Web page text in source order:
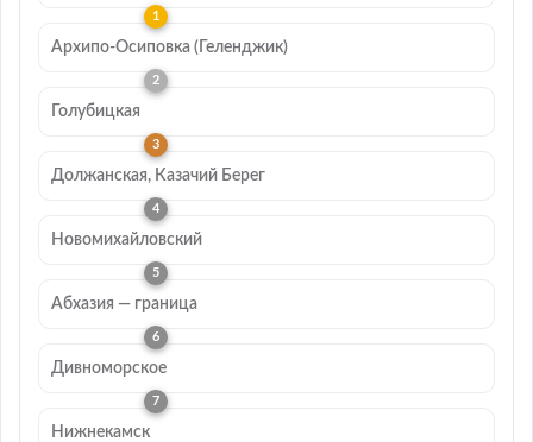
Архипо-Осиповка (Геленджик)
Голубицкая
Должанская, Казачий Берег
Новомихайловский
Абхазия — граница
Дивноморское
Нижнекамск